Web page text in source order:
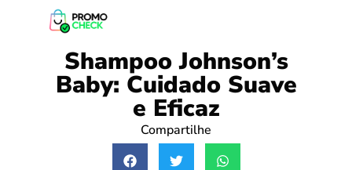
Shampoo Johnson’s
Baby: Cuidado Suave
e Eficaz
Compartilhe